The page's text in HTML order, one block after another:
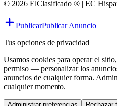
© 2026 ElClasificado ® | EC
PublicarPublicar Anuncio
Tus opciones de privacidad
Usamos cookies para operar el
permiso — personalizar los
anuncios de cualquier forma.
cualquier momento.
Administrar preferencias Rechazar